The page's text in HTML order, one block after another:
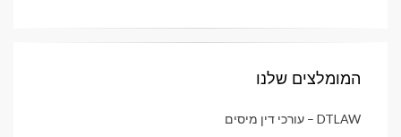
המומלצים שלנו
DTLAW – עורכי דין מיסים